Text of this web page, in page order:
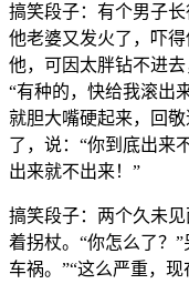
搞笑段子：有个男子
他老婆又发火了，吓
他，可因太胖钻不进
“有种的，快给我滚出
就胆大嘴硬起来，回
了，说：“你到底出来
出来就不出来！”
搞笑段子：两个久未
着拐杖。“你怎么了？
车祸。”“这么严重，现